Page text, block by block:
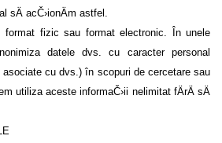
acČ›ionÄm astfel.
format fizic sau format electronic. În unele
datele dvs. cu caracter personal
asociate cu dvs.) în scopuri de cercetare sau
utiliza aceste informaČ›ii nelimitat fÄrÄ sÄ